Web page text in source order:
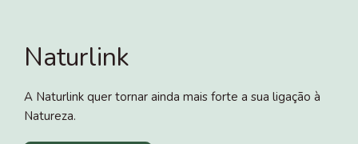
Naturlink
A Naturlink quer tornar ainda mais forte a sua ligação à
Natureza.